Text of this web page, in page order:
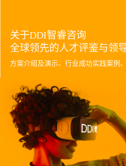
关于DDI智睿咨询
全球领先的人才评鉴与领
方案介绍及演示、行业成功实践案例